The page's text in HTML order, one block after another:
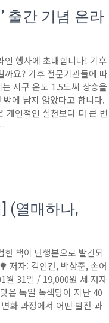
출간 기념 온라
인 행사에 초대합니다! 기후
요? 기후 전문기관들에 따
지구 온도 1.5도씨 상승을
에 남지 않았다고 합니다.
개인적인 실천보다 더 큰 변
(열매하나,
책이 단행본으로 발간되
저자: 김인건, 박상준, 손어
월 31일 / 19,000원 세 저자
은 독일 녹색당이 지난 40
화 과정에서 어떤 발전 과